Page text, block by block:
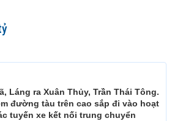
Láng ra Xuân Thủy, Trần Thái Tông.
đường tàu trên cao sắp đi vào hoạt
tuyến xe kết nối trung chuyển